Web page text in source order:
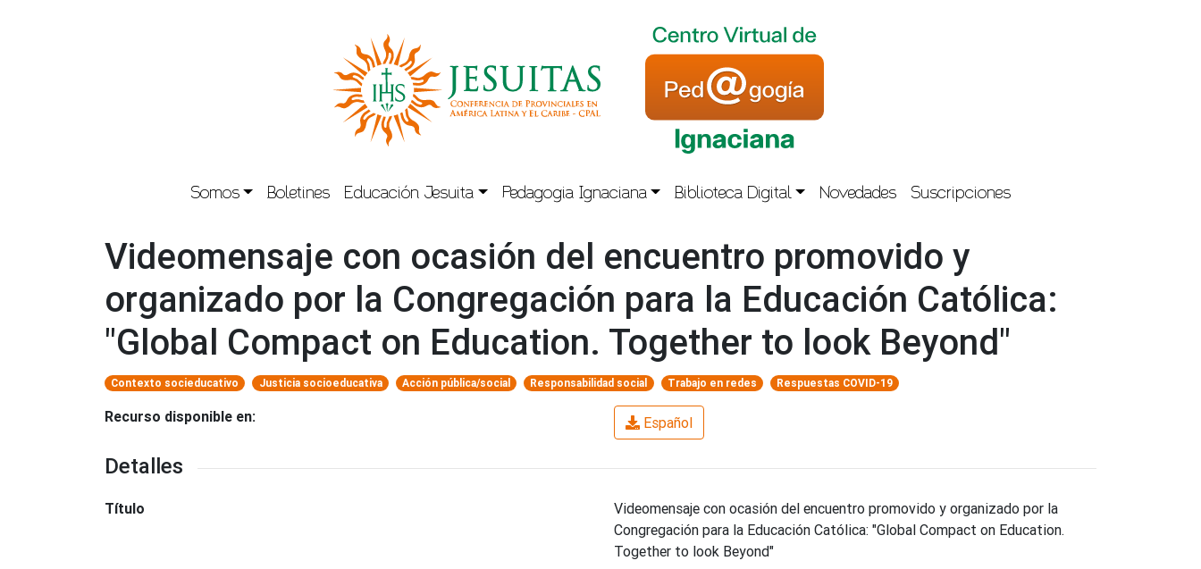
Somos Boletines Educación Jesuita Pedagogia Ignaciana Biblioteca Digital Novedades Suscripciones
Videomensaje con ocasión del encuentro promovido y
organizado por la Congregación para la Educación Católica:
"Global Compact on Education. Together to look Beyond"
Contexto socieducativo Justicia socioeducativa Acción pública/social Responsabilidad social Trabajo en redes Respuestas COVID-19
Recurso disponible en: Español
Detalles
Título
Videomensaje con ocasión del encuentro promovido y organizado por la
Congregación para la Educación Católica: "Global Compact on Education.
Together to look Beyond"